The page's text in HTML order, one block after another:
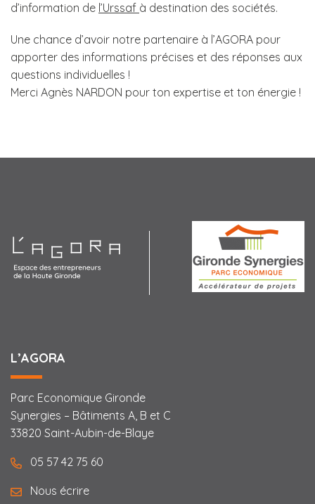
d’information de l’Urssaf à destination des sociétés.
Une chance d’avoir notre partenaire à l’AGORA pour
apporter des informations précises et des réponses aux
questions individuelles !
Merci Agnès NARDON pour ton expertise et ton énergie !
L’AGORA
Parc Economique Gironde
Synergies – Bâtiments A, B et C
33820 Saint-Aubin-de-Blaye
05 57 42 75 60
Nous écrire